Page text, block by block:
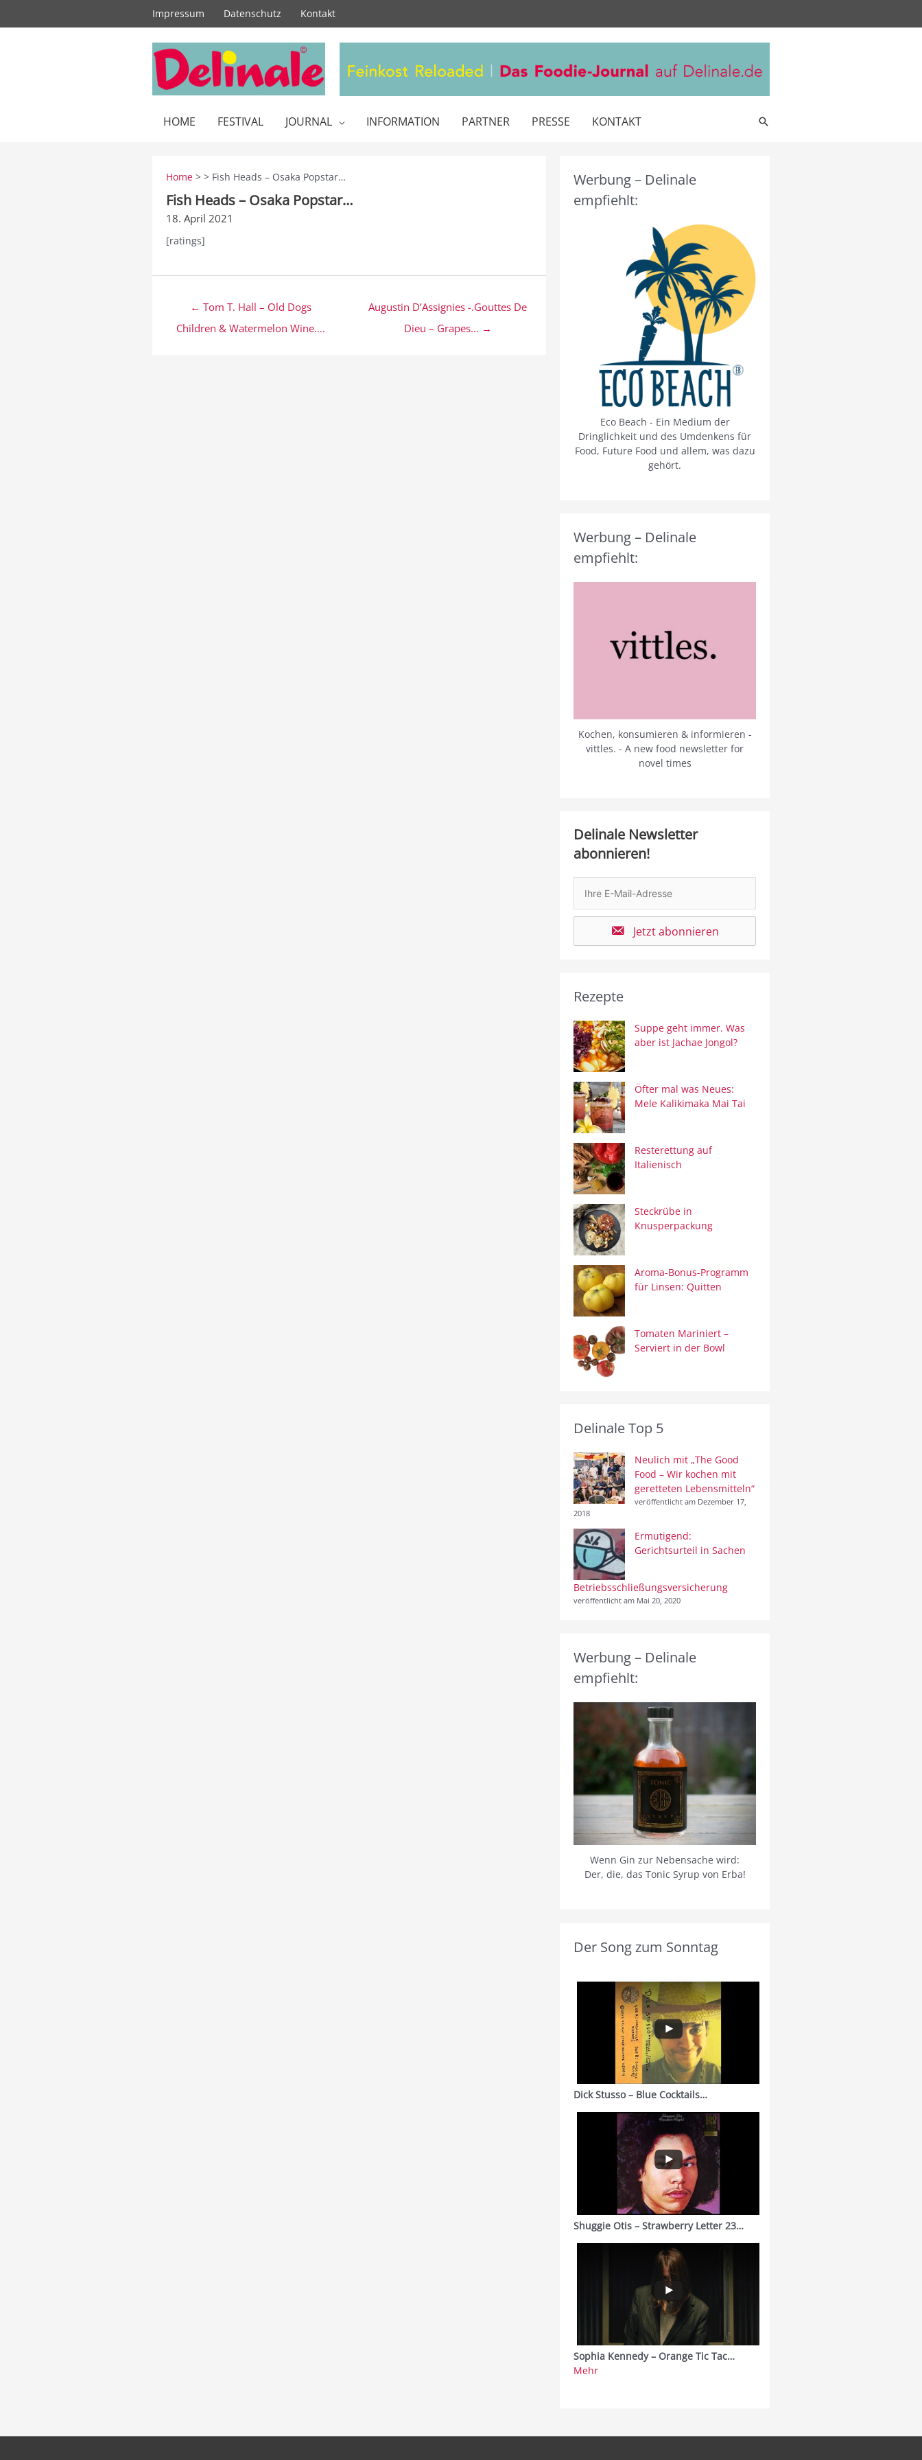
Impressum Datenschutz Kontakt
HOME FESTIVAL JOURNAL INFORMATION PARTNER PRESSE KONTAKT Suche
Home > > Fish Heads – Osaka Popstar…
Fish Heads – Osaka Popstar…
18. April 2021
[ratings]
Beitragsnavigation
← Tom T. Hall – Old Dogs
Children & Watermelon Wine….
Augustin D’Assignies -.Gouttes De
Dieu – Grapes… →
Werbung – Delinale
empfiehlt:
Eco Beach - Ein Medium der
Dringlichkeit und des Umdenkens für
Food, Future Food und allem, was dazu
gehört.
Werbung – Delinale
empfiehlt:
Kochen, konsumieren & informieren -
vittles. - A new food newsletter for
novel times
Delinale Newsletter
abonnieren!
Jetzt abonnieren
Rezepte
Suppe geht immer. Was
aber ist Jachae Jongol?
Öfter mal was Neues:
Mele Kalikimaka Mai Tai
Resterettung auf
Italienisch
Steckrübe in
Knusperpackung
Aroma-Bonus-Programm
für Linsen: Quitten
Tomaten Mariniert –
Serviert in der Bowl
Delinale Top 5
Neulich mit „The Good
Food – Wir kochen mit
geretteten Lebensmitteln“
veröffentlicht am Dezember 17,
2018
Ermutigend:
Gerichtsurteil in Sachen
Betriebsschließungsversicherung
veröffentlicht am Mai 20, 2020
Werbung – Delinale
empfiehlt:
Wenn Gin zur Nebensache wird:
Der, die, das Tonic Syrup von Erba!
Der Song zum Sonntag
Dick Stusso – Blue Cocktails…
Shuggie Otis – Strawberry Letter 23…
Sophia Kennedy – Orange Tic Tac…
Mehr